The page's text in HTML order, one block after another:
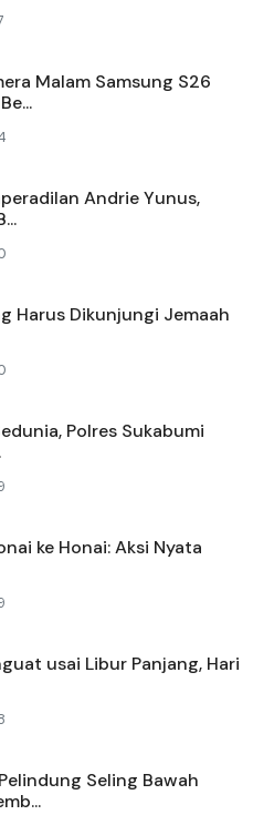
Malam Samsung S26
Andrie Yunus,
Harus Dikunjungi Jemaah
Polres Sukabumi
ke Honai: Aksi Nyata
usai Libur Panjang, Hari
Seling Bawah